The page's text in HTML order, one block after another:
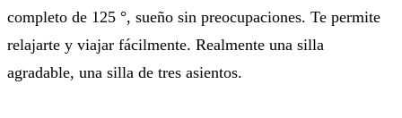
completo de 125 °, sueño sin preocupaciones. Te permite
relajarte y viajar fácilmente. Realmente una silla
agradable, una silla de tres asientos.